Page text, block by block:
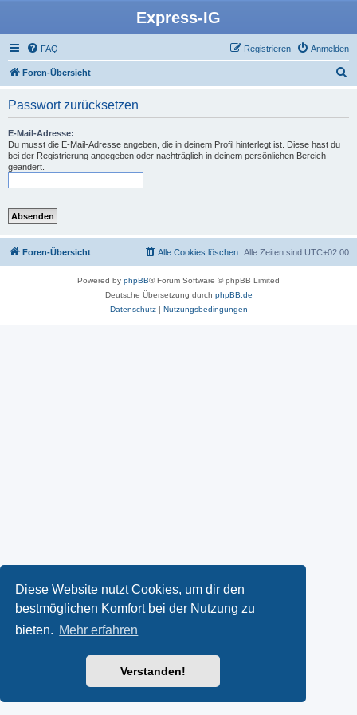
Diese Website nutzt Cookies, um dir den
bestmöglichen Komfort bei der Nutzung zu
bieten. Mehr erfahren
Verstanden!
Express-IG
FAQ Anmelden
Registrieren
Foren-Übersicht
Passwort zurücksetzen
E-Mail-Adresse:
Du musst die E-Mail-Adresse angeben, die in deinem Profil hinterlegt ist. Diese hast du
bei der Registrierung angegeben oder nachträglich in deinem persönlichen Bereich
geändert.
Foren-Übersicht Alle Zeiten sind UTC+02:00
Alle Cookies löschen
Powered by phpBB® Forum Software © phpBB Limited
Deutsche Übersetzung durch phpBB.de
Datenschutz| Nutzungsbedingungen